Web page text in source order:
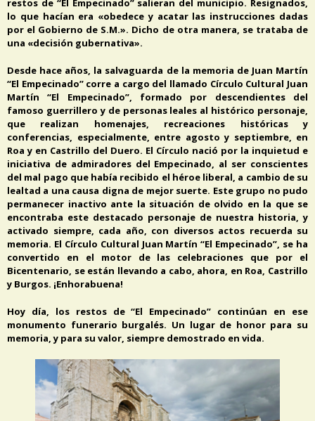
restos de “El Empecinado” salieran del municipio. Resignados,
lo que hacían era «obedece y acatar las instrucciones dadas
por el Gobierno de S.M.». Dicho de otra manera, se trataba de
una «decisión gubernativa».
Desde hace años, la salvaguarda de la memoria de Juan Martín
“El Empecinado” corre a cargo del llamado Círculo Cultural Juan
Martín “El Empecinado”, formado por descendientes del
famoso guerrillero y de personas leales al histórico personaje,
que realizan homenajes, recreaciones históricas y
conferencias, especialmente, entre agosto y septiembre, en
Roa y en Castrillo del Duero. El Círculo nació por la inquietud e
iniciativa de admiradores del Empecinado, al ser conscientes
del mal pago que había recibido el héroe liberal, a cambio de su
lealtad a una causa digna de mejor suerte. Este grupo no pudo
permanecer inactivo ante la situación de olvido en la que se
encontraba este destacado personaje de nuestra historia, y
activado siempre, cada año, con diversos actos recuerda su
memoria. El Círculo Cultural Juan Martín “El Empecinado”, se ha
convertido en el motor de las celebraciones que por el
Bicentenario, se están llevando a cabo, ahora, en Roa, Castrillo
y Burgos. ¡Enhorabuena!
Hoy día, los restos de “El Empecinado” continúan en ese
monumento funerario burgalés. Un lugar de honor para su
memoria, y para su valor, siempre demostrado en vida.